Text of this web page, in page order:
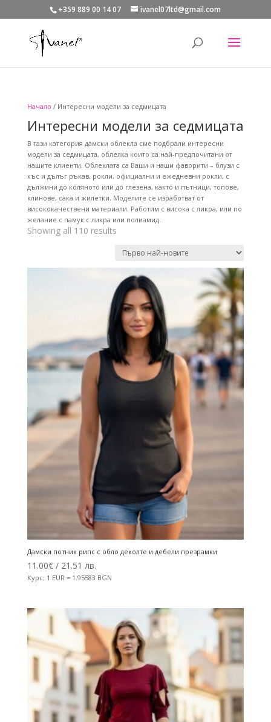
+359 889 00 14 07 ivanel07ltd@gmail.com
Начало / Интересни модели за седмицата
Интересни модели за седмицата
В тази категория дамски облекла сме подбрали интересни
модели за седмицата, облелка които са най-предпочитани от
нашите клиенти. Облеклата са Ваши и наши фаворити – блузи с
къс и дълъг ръкав, рокли, официални и ежедневни рокли, с
дължини до коляното или до глезена, както и пътници, топове,
клинове, сака и жилетки. Моделите се изработват от
висококачествени материали. Работим с висока с ликра, или по
желание с памук с ликра или полиамид.
Showing all 110 resultsSorted
latest
Дамски потник рипс с обло деколте и дебели презрамки
11.00€/ 21.51 лв.
Курс: 1 EUR = 1.95583 BGN